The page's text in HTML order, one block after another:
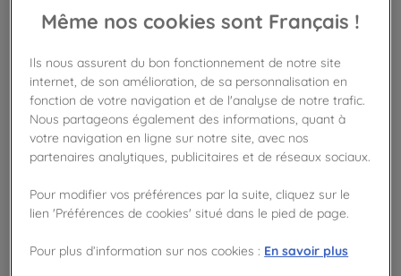
BIENTÔT DE RETOUR
Disponible en boutique !
Vérifier la disponibilité en magasin
Frais de port offert
Gagnez 13 points de fidélité !
Même nos cookies sont Français !
Ils nous assurent du bon fonctionnement de notre site
internet, de son amélioration, de sa personnalisation en
fonction de votre navigation et de l'analyse de notre trafic.
Nous partageons également des informations, quant à
votre navigation en ligne sur notre site, avec nos
partenaires analytiques, publicitaires et de réseaux sociaux.
Pour modifier vos préférences par la suite, cliquez sur le
lien 'Préférences de cookies' situé dans le pied de page.
Pour plus d’information sur nos cookies : En savoir plus